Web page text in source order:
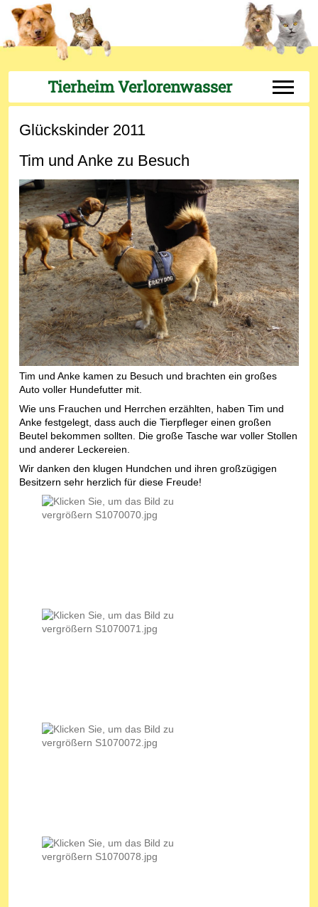
Tierheim Verlorenwasser Off-
Glückskinder 2011
Tim und Anke zu Besuch
Tim und Anke kamen zu Besuch und brachten ein großes
Auto voller Hundefutter mit.
Wie uns Frauchen und Herrchen erzählten, haben Tim und
Anke festgelegt, dass auch die Tierpfleger einen großen
Beutel bekommen sollten. Die große Tasche war voller Stollen
und anderer Leckereien.
Wir danken den klugen Hundchen und ihren großzügigen
Besitzern sehr herzlich für diese Freude!